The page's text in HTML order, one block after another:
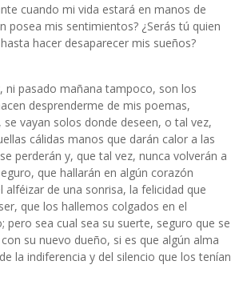
cuando mi vida estará en manos de
posea mis sentimientos? ¿Serás tú quien
hacer desaparecer mis sueños?
ni pasado mañana tampoco, son los
desprenderme de mis poemas,
vayan solos donde deseen, o tal vez,
cálidas manos que darán calor a las
perderán y, que tal vez, nunca volverán a
que hallarán en algún corazón
alféizar de una sonrisa, la felicidad que
que los hallemos colgados en el
pero sea cual sea su suerte, seguro que se
su nuevo dueño, si es que algún alma
la indiferencia y del silencio que los tenían